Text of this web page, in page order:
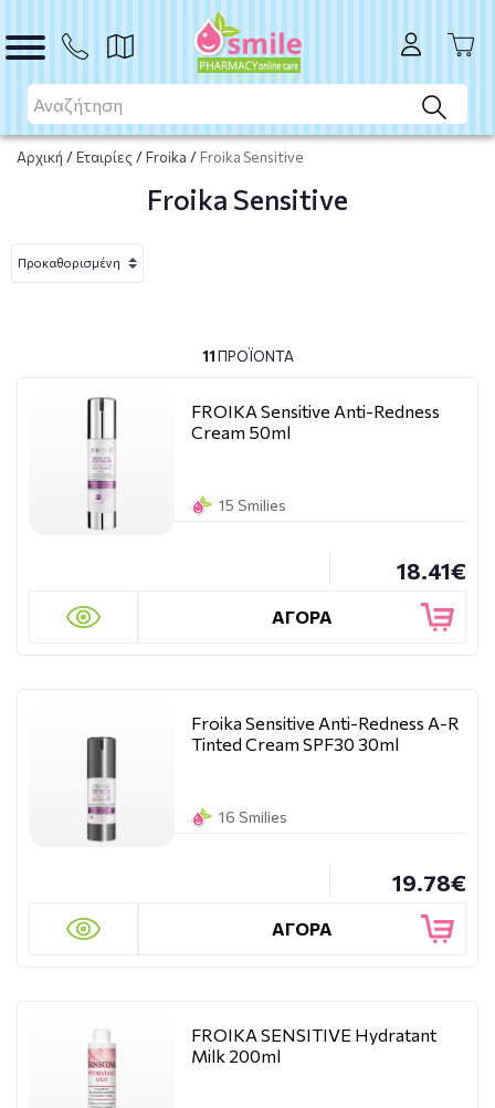
Αρχική /Εταιρίες /Froika / Froika Sensitive
Froika Sensitive
11ΠΡΟΪΌΝΤΑ
FROIKA Sensitive Anti-Redness
Cream 50ml
15 Smilies
18.41€
ΑΓΟΡΑ
Froika Sensitive Anti-Redness A-R
Tinted Cream SPF30 30ml
16 Smilies
19.78€
ΑΓΟΡΑ
FROIKA SENSITIVE Hydratant
Milk 200ml